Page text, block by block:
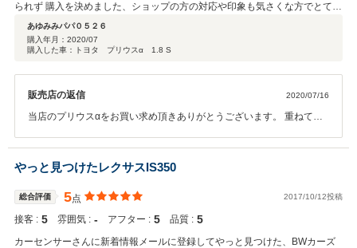
られず 購入を決めました、ショップの方の対応や印象も気さくな方でとても
良く 永く乗り続けられる車を購入する事が出来ました。 ありがとうござい
ました 購入したばかりなのでアフターケアは今後に期待を込めて
あゆみみパパ０５２６
購入年月： 2020/07
購入した車：トヨタ プリウスα 1.8 S
販売店の返信 2020/07/16
当店のプリウスαをお買い求め頂きありがとうございます。 重ねてク
カーライフのお手伝いが出来て嬉しく思います。 お車の事で何かあれ
ばお気軽にお問合せをお願いします。 この度は誠にありがとうござい
やっと見つけたレクサスIS350
総合評価 5点 2017/10/12投稿
接客 : 5 雰囲気 : ‐ アフター : 5 品質 : 5
カーセンサーさんに新着情報メールに登録してやっと見つけた、BWカーズ